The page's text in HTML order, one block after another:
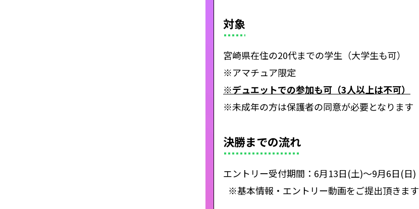
対象
宮崎県在住の20代までの学生（大学生も可）
※アマチュア限定
※デュエットでの参加も可（3人以上は不可）
※未成年の方は保護者の同意が必要となります
決勝までの流れ
エントリー受付期間：6月13日(土)～9月6日(日)
※基本情報・エントリー動画をご提出頂きます